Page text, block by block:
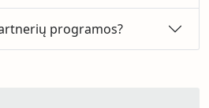
programos?